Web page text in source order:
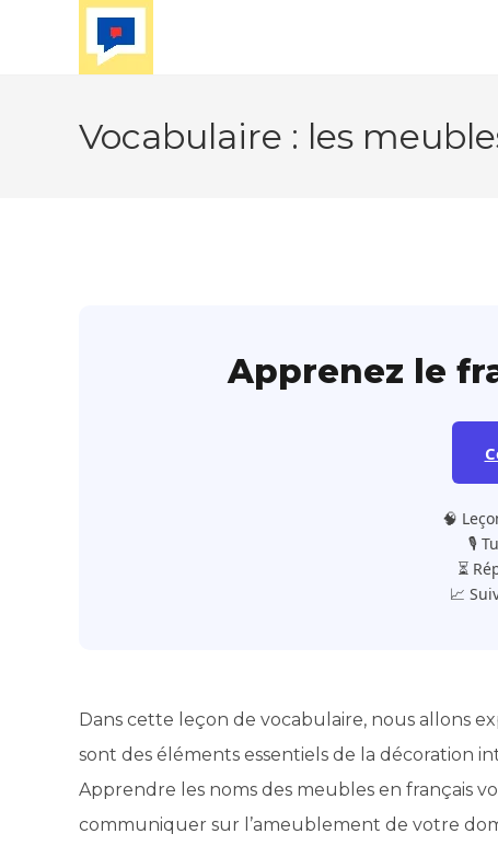
Vocabulaire : les
Apprenez le
🧠
🎙️
⏳
📈
Dans cette leçon de vocabulaire, nous allons
sont des éléments essentiels de la décoration
Apprendre les noms des meubles en français
communiquer sur l’ameublement de votre